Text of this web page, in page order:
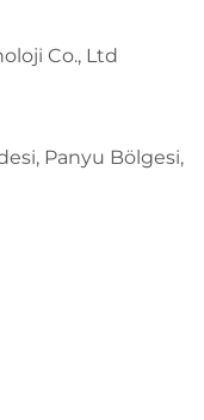
Co., Ltd
Panyu Bölgesi,